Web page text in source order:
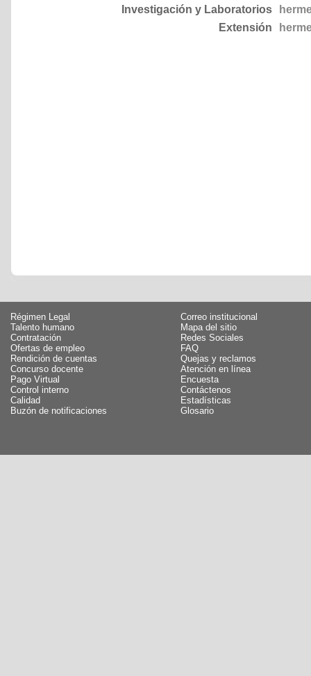
Investigación y Laboratorios
Extensión
Régimen Legal
Talento humano
Contratación
Ofertas de empleo
Rendición de cuentas
Concurso docente
Pago Virtual
Control interno
Calidad
Buzón de notificaciones
Correo institucional
Mapa del sitio
Redes Sociales
FAQ
Quejas y reclamos
Atención en línea
Encuesta
Contáctenos
Estadísticas
Glosario